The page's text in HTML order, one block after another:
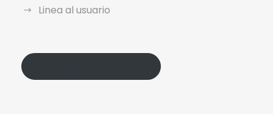
Linea al usuario